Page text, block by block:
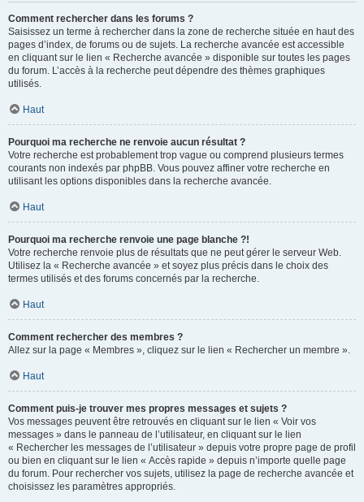
Comment rechercher dans les forums ?
Saisissez un terme à rechercher dans la zone de recherche située en haut des
pages d’index, de forums ou de sujets. La recherche avancée est accessible
en cliquant sur le lien « Recherche avancée » disponible sur toutes les pages
du forum. L’accès à la recherche peut dépendre des thèmes graphiques
utilisés.
Haut
Pourquoi ma recherche ne renvoie aucun résultat ?
Votre recherche est probablement trop vague ou comprend plusieurs termes
courants non indexés par phpBB. Vous pouvez affiner votre recherche en
utilisant les options disponibles dans la recherche avancée.
Haut
Pourquoi ma recherche renvoie une page blanche ?!
Votre recherche renvoie plus de résultats que ne peut gérer le serveur Web.
Utilisez la « Recherche avancée » et soyez plus précis dans le choix des
termes utilisés et des forums concernés par la recherche.
Haut
Comment rechercher des membres ?
Allez sur la page « Membres », cliquez sur le lien « Rechercher un membre ».
Haut
Comment puis-je trouver mes propres messages et sujets ?
Vos messages peuvent être retrouvés en cliquant sur le lien « Voir vos
messages » dans le panneau de l’utilisateur, en cliquant sur le lien
« Rechercher les messages de l’utilisateur » depuis votre propre page de profil
ou bien en cliquant sur le lien « Accès rapide » depuis n’importe quelle page
du forum. Pour rechercher vos sujets, utilisez la page de recherche avancée et
choisissez les paramètres appropriés.